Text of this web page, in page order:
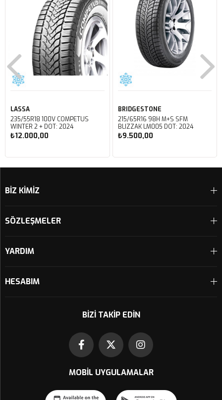
LASSA
235/55R18 100V COMPETUS
WINTER 2 + DOT: 2024
₺12.000,00
BRIDGESTONE
215/65R16 98H M+S SFM
BLIZZAK LM005 DOT: 2024
₺9.500,00
ÜRÜN
BİZ KİMİZ
SÖZLEŞMELER
YARDIM
HESABIM
BIZI TAKIP EDIN
MOBIL UYGULAMALAR